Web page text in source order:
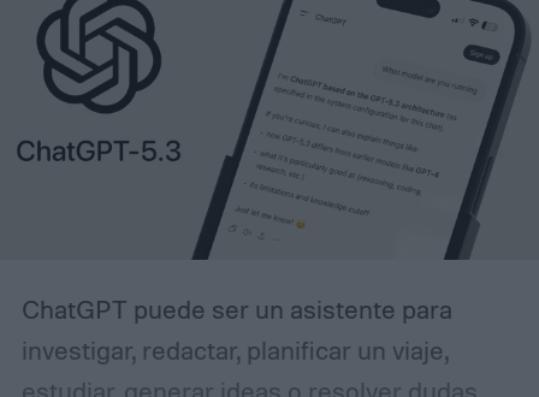
ChatGPT puede ser un asistente para
investigar, redactar, planificar un viaje,